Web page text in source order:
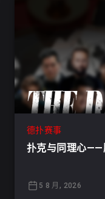
德扑赛事
扑克与同理心——
5 8 月, 2026